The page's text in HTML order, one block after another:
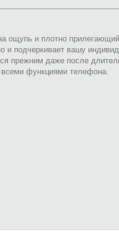
ощупь и плотно
подчеркивает вашу
прежним даже после
всеми функциями телефона.